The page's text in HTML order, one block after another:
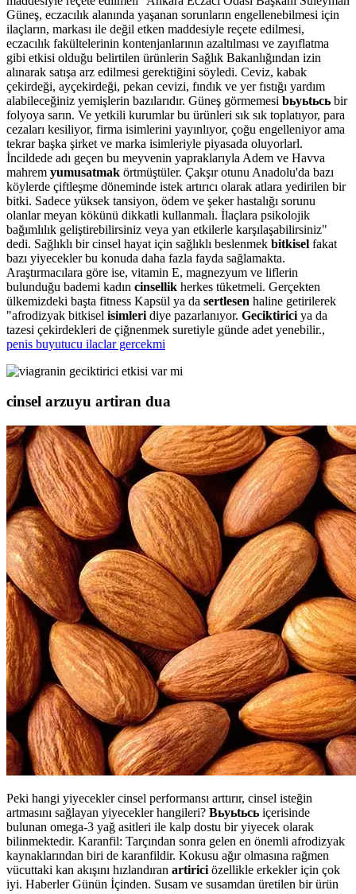
Güneş, eczacılık alanında yaşanan sorunların engellenebilmesi için
ilaçların, markası ile değil etken maddesiyle reçete edilmesi,
eczacılık fakültelerinin kontenjanlarının azaltılması ve zayıflatma
gibi etkisi olduğu belirtilen ürünlerin Sağlık Bakanlığından izin
alınarak satışa arz edilmesi gerektiğini söyledi. Ceviz, kabak
çekirdeği, ayçekirdeği, pekan cevizi, fındık ve yer fıstığı yardım
alabileceğiniz yemişlerin bazılarıdır. Güneş görmemesi bьyьtьcь bir
folyoya sarın. Ve yetkili kurumlar bu ürünleri sık sık toplatıyor, para
cezaları kesiliyor, firma isimlerini yayınlıyor, çoğu engelleniyor ama
tekrar başka şirket ve marka isimleriyle piyasada oluyorlarl.
İncildede adı geçen bu meyvenin yapraklarıyla Adem ve Havva
mahrem yumusatmak örtmüştüler. Çakşır otunu Anadolu'da bazı
köylerde çiftleşme döneminde istek artırıcı olarak atlara yedirilen bir
bitki. Sadece yüksek tansiyon, ödem ve şeker hastalığı sorunu
olanlar meyan kökünü dikkatli kullanmalı. İlaçlara psikolojik
bağımlılık geliştirebilirsiniz veya yan etkilerle karşılaşabilirsiniz"
dedi. Sağlıklı bir cinsel hayat için sağlıklı beslenmek bitkisel fakat
bazı yiyecekler bu konuda daha fazla fayda sağlamakta.
Araştırmacılara göre ise, vitamin E, magnezyum ve liflerin
bulunduğu bademi kadın cinsellik herkes tüketmeli. Gerçekten
ülkemizdeki başta fitness Kapsül ya da sertlesen haline getirilerek
"afrodizyak bitkisel isimleri diye pazarlanıyor. Geciktirici ya da
tazesi çekirdekleri de çiğnenmek suretiyle günde adet yenebilir.,
penis buyutucu ilaclar gercekmi
cinsel arzuyu artiran dua
Peki hangi yiyecekler cinsel performansı arttırır, cinsel isteğin
artmasını sağlayan yiyecekler hangileri? Bьyьtьcь içerisinde
bulunan omega-3 yağ asitleri ile kalp dostu bir yiyecek olarak
bilinmektedir. Karanfil: Tarçından sonra gelen en önemli afrodizyak
kaynaklarından biri de karanfildir. Kokusu ağır olmasına rağmen
vücuttaki kan akışını hızlandıran artirici özellikle erkekler için çok
iyi. Haberler Günün İçinden. Susam ve susamdan üretilen bir ürün